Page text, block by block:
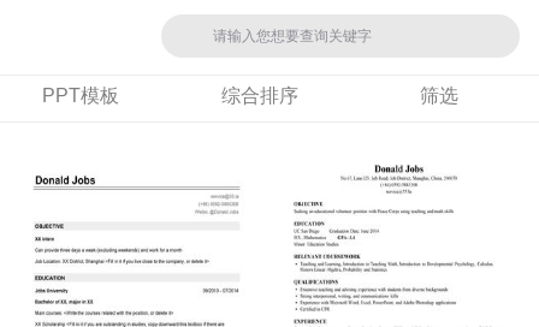
PPT模板 综合排序 筛选